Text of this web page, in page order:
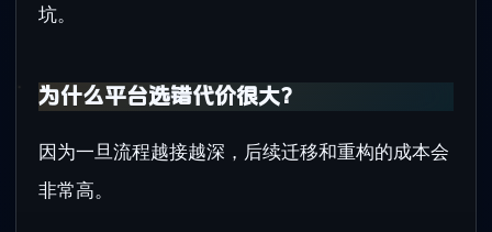
坑。
为什么平台选错代价很大？
因为一旦流程越接越深，后续迁移和重构的成本会
非常高。